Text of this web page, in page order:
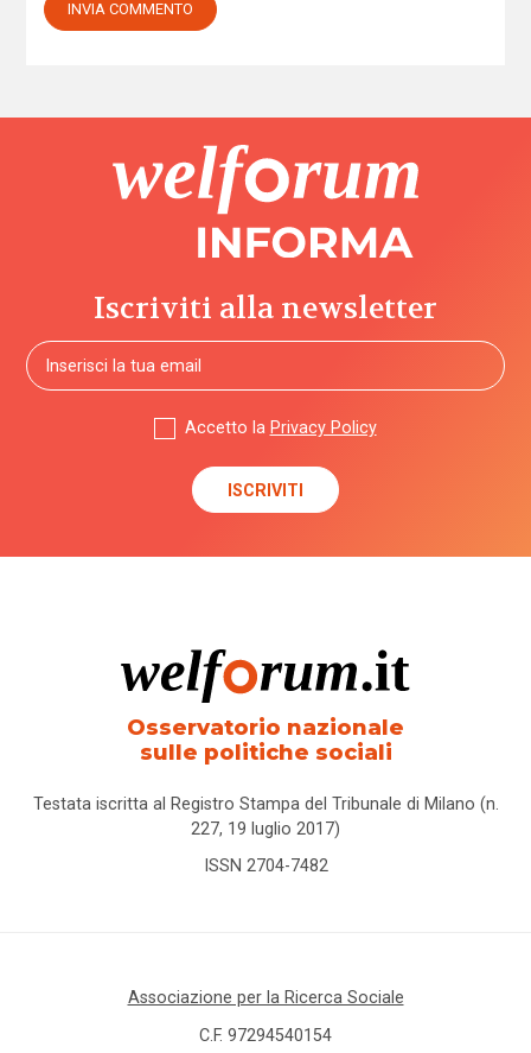
Iscriviti alla newsletter
Accetto la Privacy Policy
Osservatorio nazionale
sulle politiche sociali
Testata iscritta al Registro Stampa del Tribunale di Milano (n.
227, 19 luglio 2017)
ISSN 2704-7482
Associazione per la Ricerca Sociale
C.F. 97294540154